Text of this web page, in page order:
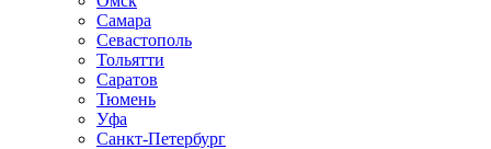
Самара
Севастополь
Тольятти
Саратов
Тюмень
Уфа
Санкт-Петербург